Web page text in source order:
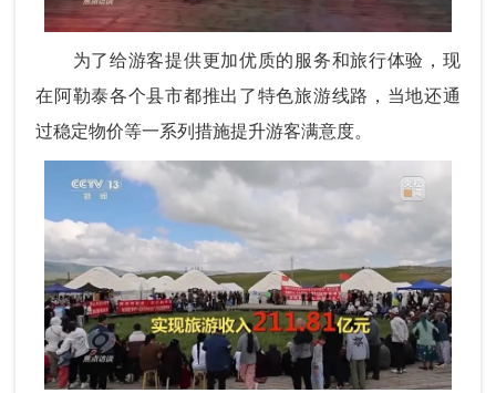
为了给游客提供更加优质的服务和旅行体验，现
在阿勒泰各个县市都推出了特色旅游线路，当地还通
过稳定物价等一系列措施提升游客满意度。